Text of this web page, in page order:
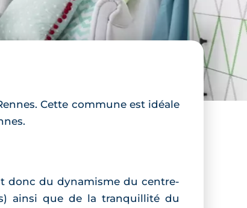
Cette commune est idéale
donc du dynamisme du centre-
ainsi que de la tranquillité du